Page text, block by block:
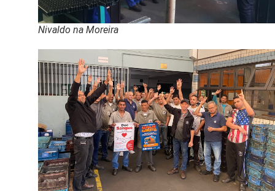
Nivaldo na Moreira